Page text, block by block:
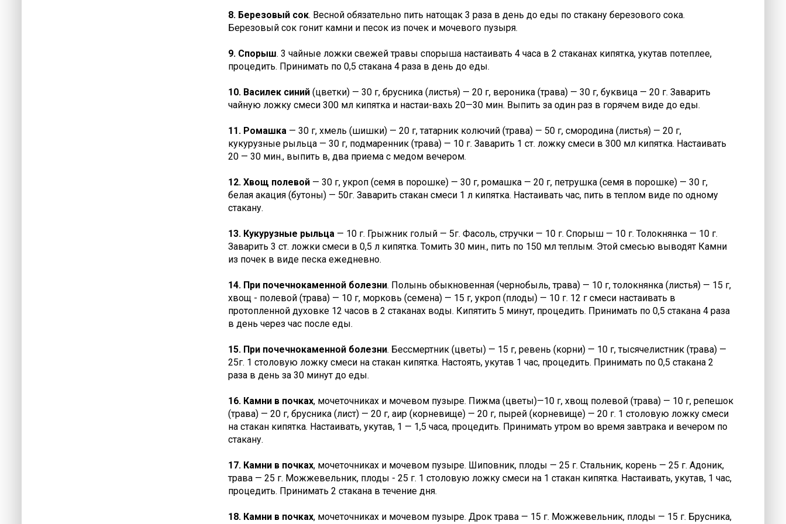
8. Березовый сок. Весной обязательно пить натощак 3 раза в день до еды по стакану березового сока.
Березовый сок гонит камни и песок из почек и мочевого пузыря.
9. Спорыш. 3 чайные ложки свежей травы спорыша настаивать 4 часа в 2 стаканах кипятка, укутав потеплее,
процедить. Принимать по 0,5 стакана 4 раза в день до еды.
10. Василек синий (цветки) — 30 г, брусника (листья) — 20 г, вероника (трава) — 30 г, буквица — 20 г. Заварить
чайную ложку смеси 300 мл кипятка и настаи-вахь 20—30 мин. Выпить за один раз в горячем виде до еды.
11. Ромашка — 30 г, хмель (шишки) — 20 г, татарник колючий (трава) — 50 г, смородина (листья) — 20 г,
кукурузные рыльца — 30 г, подмаренник (трава) — 10 г. Заварить 1 ст. ложку смеси в 300 мл кипятка. Настаивать
20 — 30 мин., выпить в, два приема с медом вечером.
12. Хвощ полевой — 30 г, укроп (семя в порошке) — 30 г, ромашка — 20 г, петрушка (семя в порошке) — 30 г,
белая акация (бутоны) — 50г. Заварить стакан смеси 1 л кипятка. Настаивать час, пить в теплом виде по одному
стакану.
13. Кукурузные рыльца — 10 г. Грыжник голый — 5г. Фасоль, стручки — 10 г. Спорыш — 10 г. Толокнянка — 10 г.
Заварить 3 ст. ложки смеси в 0,5 л кипятка. Томить 30 мин., пить по 150 мл теплым. Этой смесью выводят Камни
из почек в виде песка ежедневно.
14. При почечнокаменной болезни. Полынь обыкновенная (чернобыль, трава) — 10 г, толокнянка (листья) — 15 г,
хвощ - полевой (трава) — 10 г, морковь (семена) — 15 г, укроп (плоды) — 10 г. 12 г смеси настаивать в
протопленной духовке 12 часов в 2 стаканах воды. Кипятить 5 минут, процедить. Принимать по 0,5 стакана 4 раза
в день через час после еды.
15. При почечнокаменной болезни. Бессмертник (цветы) — 15 г, ревень (корни) — 10 г, тысячелистник (трава) —
25г. 1 столовую ложку смеси на стакан кипятка. Настоять, укутав 1 час, процедить. Принимать по 0,5 стакана 2
раза в день за 30 минут до еды.
16. Камни в почках, мочеточниках и мочевом пузыре. Пижма (цветы)—10 г, хвощ полевой (трава) — 10 г, репешок
(трава) — 20 г, брусника (лист) — 20 г, аир (корневище) — 20 г, пырей (корневище) — 20 г. 1 столовую ложку смеси
на стакан кипятка. Настаивать, укутав, 1 — 1,5 часа, процедить. Принимать утром во время завтрака и вечером по
стакану.
17. Камни в почках, мочеточниках и мочевом пузыре. Шиповник, плоды — 25 г. Стальник, корень — 25 г. Адоник,
трава — 25 г. Можжевельник, плоды - 25 г. 1 столовую ложку смеси на 1 стакан кипятка. Настаивать, укутав, 1 час,
процедить. Принимать 2 стакана в течение дня.
18. Камни в почках, мочеточниках и мочевом пузыре. Дрок трава — 15 г. Можжевельник, плоды — 15 г. Брусника,